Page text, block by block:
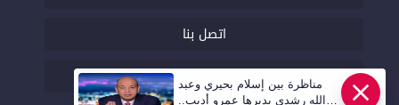
اتصل بنا
السياسة التحريرية
مناظرة بين إسلام بحيري وعبد
الله رشدي يديرها عمرو أديب..